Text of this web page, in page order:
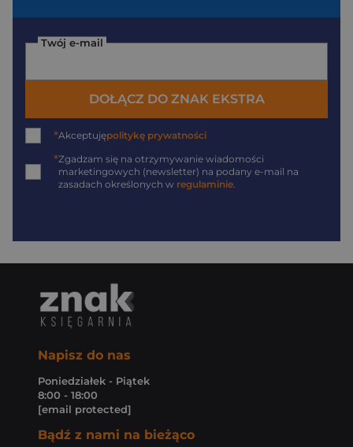
Twój e-mail
DOŁĄCZ DO ZNAK EKSTRA
*Akceptujępolitykę prywatności
*Zgadzam się na otrzymywanie wiadomości
marketingowych (newsletter) na podany e-mail na
zasadach określonych w regulaminie
Napisz do nas
Poniedziałek - Piątek
8:00 - 18:00
[email protected]
Bądź z nami na bieżąco